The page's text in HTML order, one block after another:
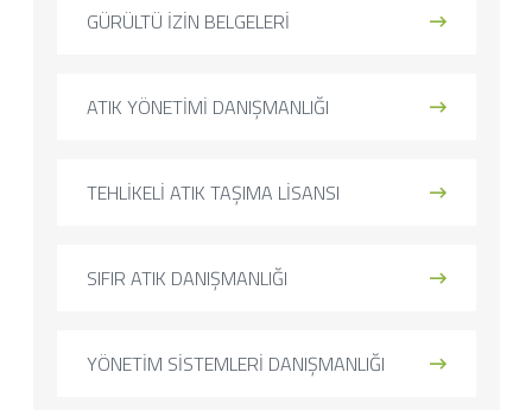
GÜRÜLTÜ İZİN BELGELERİ
ATIK YÖNETİMİ DANIŞMANLIĞI
TEHLİKELİ ATIK TAŞIMA LİSANSI
SIFIR ATIK DANIŞMANLIĞI
YÖNETİM SİSTEMLERİ DANIŞMANLIĞI